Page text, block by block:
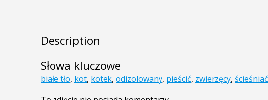
Description
Słowa kluczowe
białe tło, kot, kotek, odizolowany, pieścić, zwierzęcy, ścieśniać